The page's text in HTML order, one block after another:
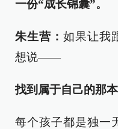
一份“成长锦囊”。
朱生营： 如果让我
想说——
找到属于自己的那本
每个孩子都是独一